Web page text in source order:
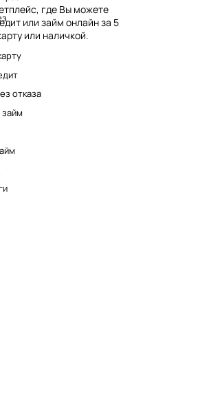
отказа
где Вы можете
или займ онлайн за 5
или наличкой.